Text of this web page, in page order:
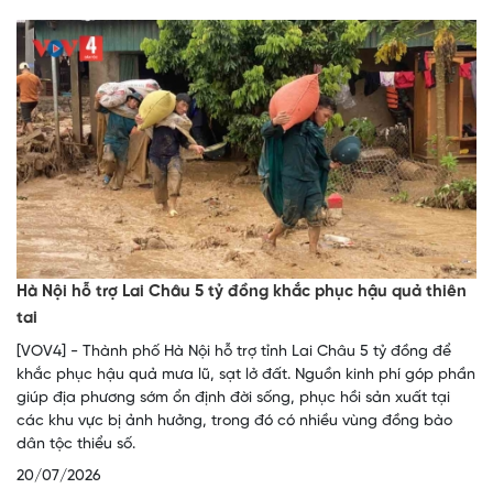
Hà Nội hỗ trợ Lai Châu 5 tỷ đồng khắc phục hậu quả thiên
tai
[VOV4] - Thành phố Hà Nội hỗ trợ tỉnh Lai Châu 5 tỷ đồng để
khắc phục hậu quả mưa lũ, sạt lở đất. Nguồn kinh phí góp phần
giúp địa phương sớm ổn định đời sống, phục hồi sản xuất tại
các khu vực bị ảnh hưởng, trong đó có nhiều vùng đồng bào
dân tộc thiểu số.
20/07/2026